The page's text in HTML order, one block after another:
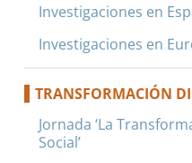
Investigaciones en
Investigaciones en
TRANSFORMACIÓN
Jornada ‘La
Social’